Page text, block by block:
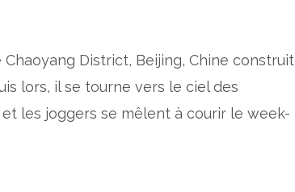
District, Beijing, Chine construit
lors, il se tourne vers le ciel des
les joggers se mêlent à courir le week-